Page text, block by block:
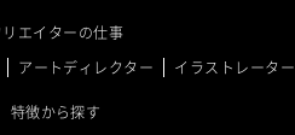
リエイターの仕事
アートディレクター イラストレーター
特徴から探す